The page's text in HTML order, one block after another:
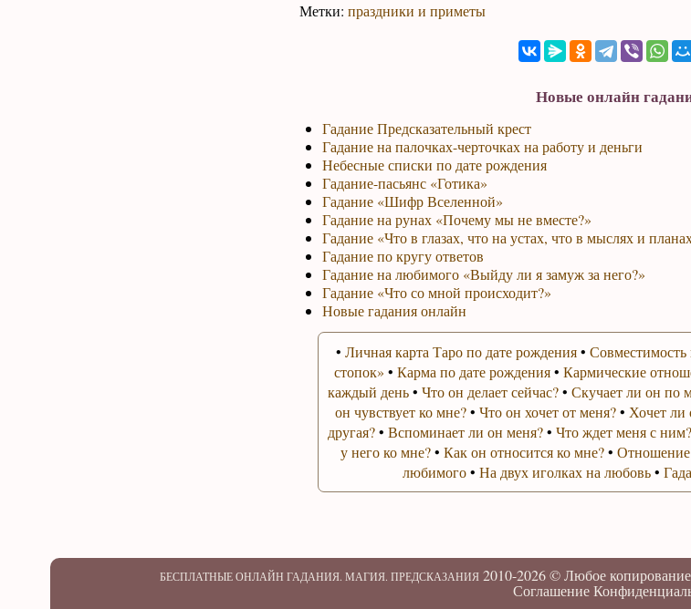
Метки: праздники и приметы
Новые онлайн
Гадание Предсказательный крест
Гадание на палочках-черточках на работу и деньги
Небесные списки по дате рождения
Гадание-пасьянс «Готика»
Гадание «Шифр Вселенной»
Гадание на рунах «Почему мы не вместе?»
Гадание «Что в глазах, что на устах, что в мыслях и
Гадание по кругу ответов
Гадание на любимого «Выйду ли я замуж за него?»
Гадание «Что со мной происходит?»
Новые гадания онлайн
• Личная карта Таро по дате рождения• Совместимость
стопок» • Карма по дате рождения• Кармические
каждый день• Что он делает сейчас?• Скучает ли он по
он чувствует ко мне?• Что он хочет от меня?• Хочет ли
другая?• Вспоминает ли он меня?• Что ждет меня с ним?
у него ко мне?• Как он относится ко мне?•
любимого• На двух иголках на любовь•
БЕСПЛАТНЫЕ ОНЛАЙН ГАДАНИЯ. МАГИЯ. ПРЕДСКАЗАНИЯ 2010-2026 ©Любое
Соглашение